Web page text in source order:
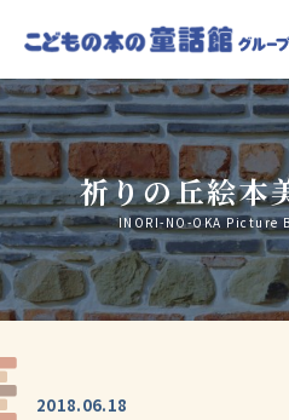
祈りの丘絵本
INORI-NO-OKA Picture
2018.06.18